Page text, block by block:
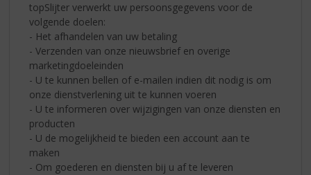
topSlijter verwerkt uw persoonsgegevens voor de
volgende doelen:
- Het afhandelen van uw betaling
- Verzenden van onze nieuwsbrief en overige
marketingdoeleinden
- U te kunnen bellen of e-mailen indien dit nodig is om
onze dienstverlening uit te kunnen voeren
- U te informeren over wijzigingen van onze diensten en
producten
- U de mogelijkheid te bieden een account aan te
maken
- Om goederen en diensten bij u af te leveren